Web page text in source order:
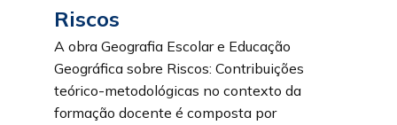
Riscos
A obra Geografia Escolar e Educação
Geográfica sobre Riscos: Contribuições
teórico-metodológicas no contexto da
formação docente é composta por